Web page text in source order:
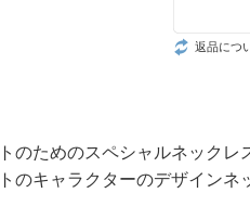
返品につ
のためのスペシャルネック
のキャラクターのデザイン